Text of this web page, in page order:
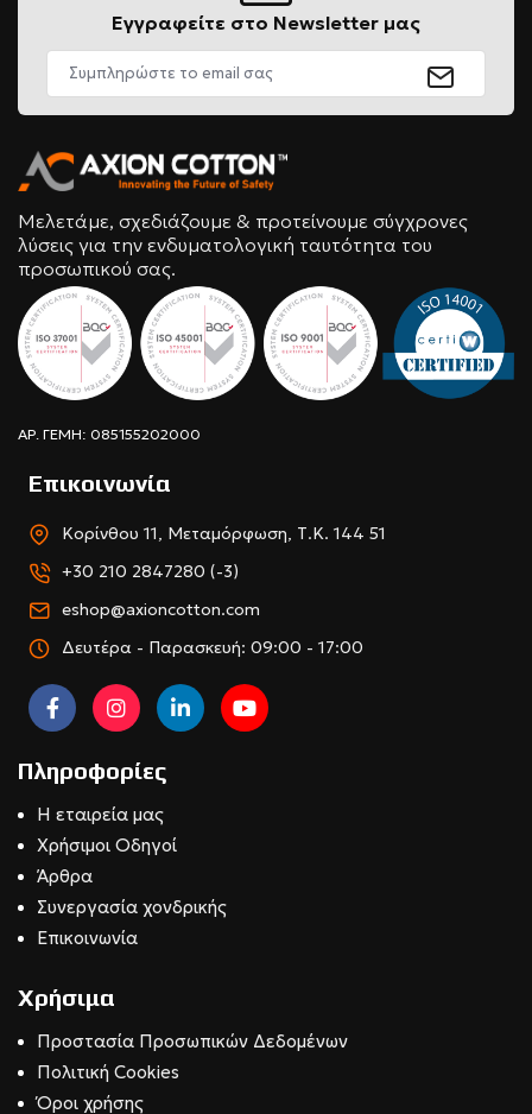
Εγγραφείτε στο Newsletter μας
Μελετάμε, σχεδιάζουμε & προτείνουμε σύγχρονες
λύσεις για την ενδυματολογική ταυτότητα του
προσωπικού σας.
ΑΡ. ΓΕΜΗ: 085155202000
Επικοινωνία
Κορίνθου 11, Μεταμόρφωση, Τ.Κ. 144 51
+30 210 2847280 (-3)
eshop@axioncotton.com
Δευτέρα - Παρασκευή: 09:00 - 17:00
Πληροφορίες
Η εταιρεία μας
Χρήσιμοι Οδηγοί
Άρθρα
Συνεργασία χονδρικής
Επικοινωνία
Χρήσιμα
Προστασία Προσωπικών Δεδομένων
Πολιτική Cookies
Όροι χρήσης